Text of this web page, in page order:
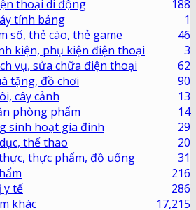
thoại di động
188
tính bảng
1
số, thẻ cào, thẻ game
46
kiện, phụ kiện điện thoại
3
vụ, sửa chữa điện thoại
62
tặng, đồ chơi
90
cây cảnh
13
phòng phẩm
14
sinh hoạt gia đình
29
thể thao
20
thực phẩm, đồ uống
31
216
y tế
286
khác
17,215